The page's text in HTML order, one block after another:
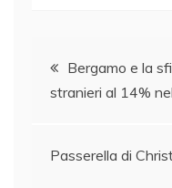
b
o
k
dI
n
Navigazione
articoli
Bergamo e la
stranieri al 14%
Passerella di